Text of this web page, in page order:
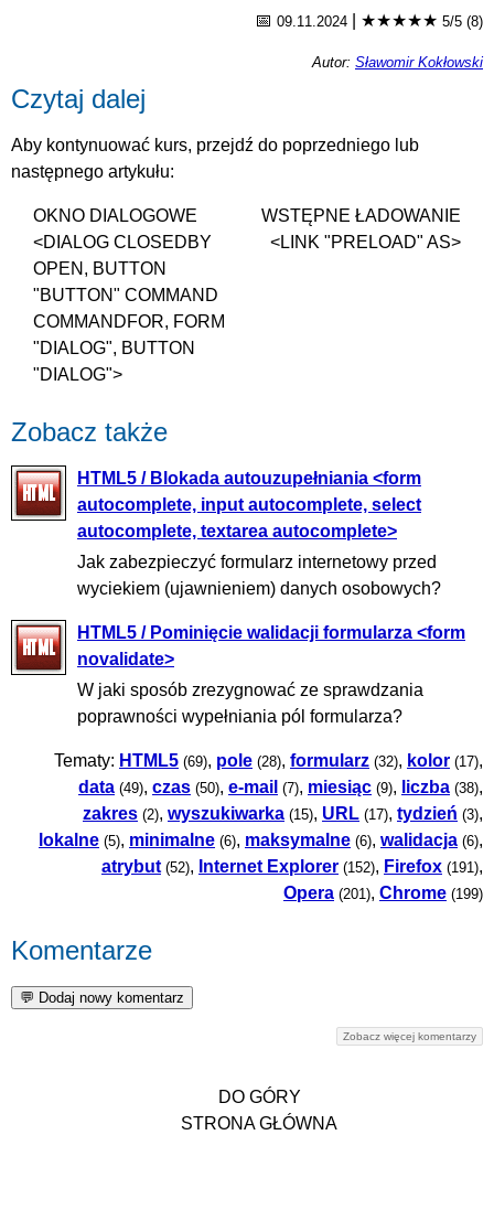
📅 09.11.2024 ★★★★★ 5/5 (8)
Autor: Sławomir Kokłowski
Czytaj dalej
Aby kontynuować kurs, przejdź do poprzedniego lub
następnego artykułu:
OKNO DIALOGOWE
<DIALOG CLOSEDBY
OPEN, BUTTON
"BUTTON" COMMAND
COMMANDFOR, FORM
"DIALOG", BUTTON
"DIALOG">
WSTĘPNE ŁADOWANIE
<LINK "PRELOAD" AS>
Zobacz także
HTML5 / Blokada autouzupełniania <form
autocomplete, input autocomplete, select
autocomplete, textarea autocomplete>
Jak zabezpieczyć formularz internetowy przed
wyciekiem (ujawnieniem) danych osobowych?
HTML5 / Pominięcie walidacji formularza <form
novalidate>
W jaki sposób zrezygnować ze sprawdzania
poprawności wypełniania pól formularza?
Tematy: HTML5 (69), pole (28), formularz (32), kolor (17),
data (49), czas (50), e-mail (7), miesiąc (9), liczba (38),
zakres (2), wyszukiwarka (15), URL (17), tydzień (3),
lokalne (5), minimalne (6), maksymalne (6), walidacja (6),
atrybut (52), Internet Explorer (152), Firefox (191),
Opera (201), Chrome (199)
Komentarze
Zobacz więcej komentarzy
DO GÓRY
STRONA GŁÓWNA